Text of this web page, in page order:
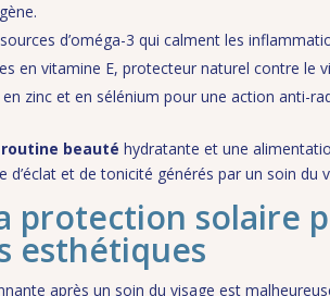
d’oméga-3 qui calment les
en vitamine E, protecteur naturel contre le
zinc et en sélénium pour une action anti-
routine beauté hydratante et une
d’éclat et de tonicité générés par un soin du
protection solaire
esthétiques
après un soin du visage est